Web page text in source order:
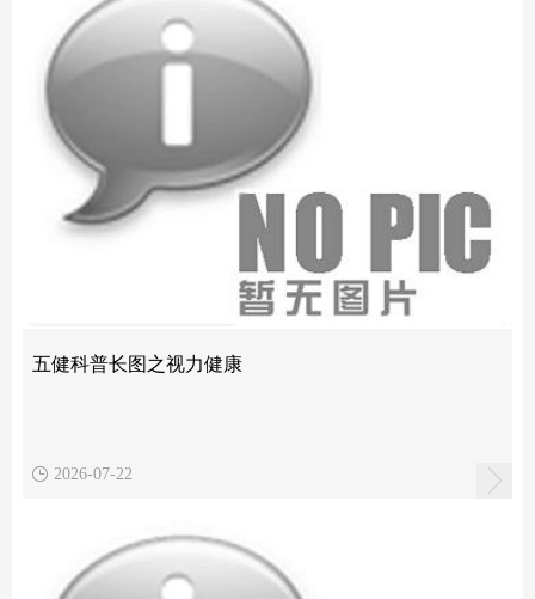
五健科普长图之视力健康
2026-07-22